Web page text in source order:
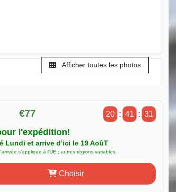
Afficher toutes les photos
€77 20 : 41 : 30
l'expédition!
Lundi et arrive d’ici le 19 AoûT
s'applique à l'UE ; autres régions variables
Choisir